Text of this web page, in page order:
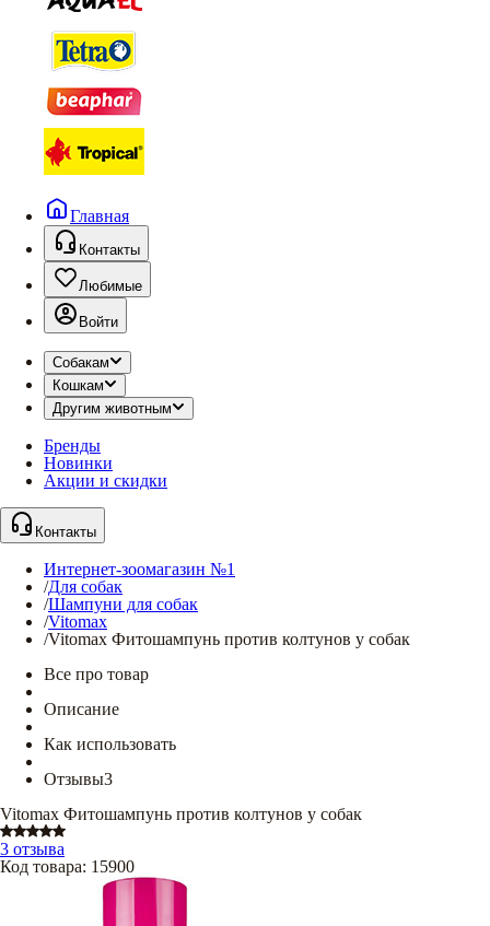
Главная
Контакты
Любимые
Войти
Собакам
Кошкам
Другим животным
Бренды
Новинки
Акции и скидки
Контакты
Интернет-зоомагазин №1
/Для собак
/Шампуни для собак
/Vitomax
/Vitomax Фитошампунь против колтунов у собак
Все про товар
Описание
Как использовать
Отзывы3
Vitomax Фитошампунь против колтунов у собак
3 отзыва
Код товара: 15900